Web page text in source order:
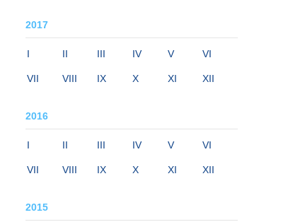
2017
I II III IV V VI
VII VIII IX X XI XII
2016
I II III IV V VI
VII VIII IX X XI XII
2015